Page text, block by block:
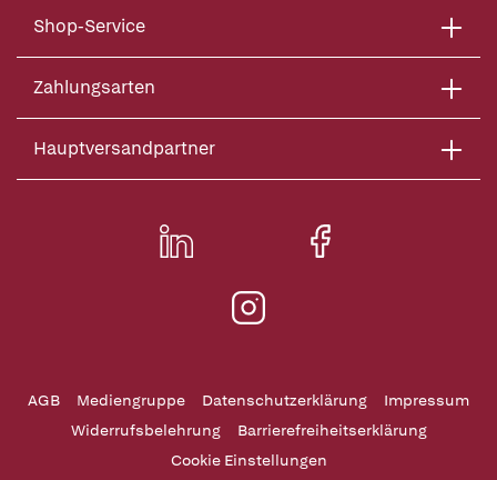
Shop-Service
Zahlungsarten
Hauptversandpartner
AGB Mediengruppe Datenschutzerklärung
Impressum
Widerrufsbelehrung
Barrierefreiheitserklärung
Cookie Einstellungen